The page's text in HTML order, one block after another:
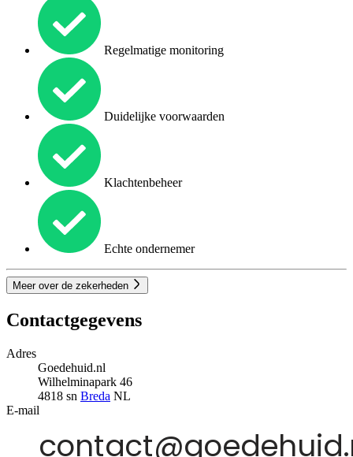
Regelmatige monitoring
Duidelijke voorwaarden
Klachtenbeheer
Echte ondernemer
Meer over de zekerheden
Contactgegevens
Adres
Goedehuid.nl
Wilhelminapark 46
4818 sn Breda NL
E-mail